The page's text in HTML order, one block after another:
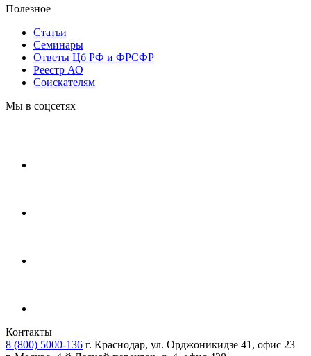
Полезное
Статьи
Cеминары
Ответы Цб РФ и ФРСФР
Реестр АО
Соискателям
Мы в соцсетях
Контакты
8 (800) 5000-136 г. Краснодар, ул. Орджоникидзе 41, офис 23